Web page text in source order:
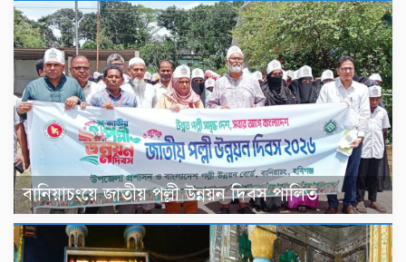
বানিয়াচংয়ে জাতীয় পল্লী উন্নয়ন দিবস পালিত